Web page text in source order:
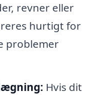
revner eller
hurtigt for
problemer
Hvis dit